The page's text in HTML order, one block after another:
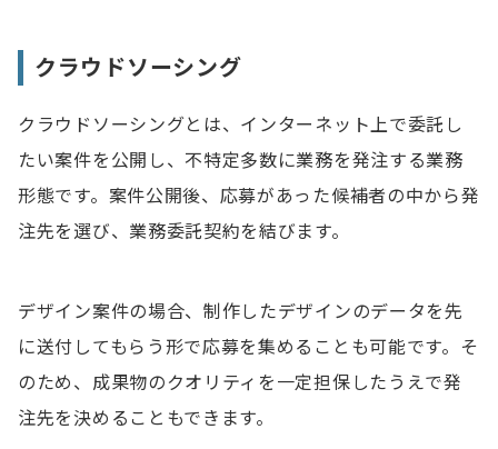
クラウドソーシング
クラウドソーシングとは、インターネット上で委託し
たい案件を公開し、不特定多数に業務を発注する業務
形態です。案件公開後、応募があった候補者の中から発
注先を選び、業務委託契約を結びます。
デザイン案件の場合、制作したデザインのデータを先
に送付してもらう形で応募を集めることも可能です。そ
のため、成果物のクオリティを一定担保したうえで発
注先を決めることもできます。